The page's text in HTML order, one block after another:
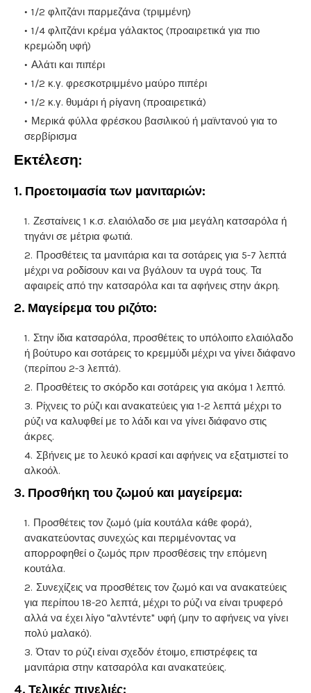
1/2 φλιτζάνι παρμεζάνα (τριμμένη)
1/4 φλιτζάνι κρέμα γάλακτος (προαιρετικά για πιο
κρεμώδη υφή)
Αλάτι και πιπέρι
1/2 κ.γ. φρεσκοτριμμένο μαύρο πιπέρι
1/2 κ.γ. θυμάρι ή ρίγανη (προαιρετικά)
Μερικά φύλλα φρέσκου βασιλικού ή μαϊντανού για το
σερβίρισμα
Εκτέλεση:
1. Προετοιμασία των μανιταριών:
Ζεσταίνεις 1 κ.σ. ελαιόλαδο σε μια μεγάλη κατσαρόλα ή
τηγάνι σε μέτρια φωτιά.
Προσθέτεις τα μανιτάρια και τα σοτάρεις για 5-7 λεπτά
μέχρι να ροδίσουν και να βγάλουν τα υγρά τους. Τα
αφαιρείς από την κατσαρόλα και τα αφήνεις στην άκρη.
2. Μαγείρεμα του ριζότο:
Στην ίδια κατσαρόλα, προσθέτεις το υπόλοιπο ελαιόλαδο
ή βούτυρο και σοτάρεις το κρεμμύδι μέχρι να γίνει διάφανο
(περίπου 2-3 λεπτά).
Προσθέτεις το σκόρδο και σοτάρεις για ακόμα 1 λεπτό.
Ρίχνεις το ρύζι και ανακατεύεις για 1-2 λεπτά μέχρι το
ρύζι να καλυφθεί με το λάδι και να γίνει διάφανο στις
άκρες.
Σβήνεις με το λευκό κρασί και αφήνεις να εξατμιστεί το
αλκοόλ.
3. Προσθήκη του ζωμού και μαγείρεμα:
Προσθέτεις τον ζωμό (μία κουτάλα κάθε φορά),
ανακατεύοντας συνεχώς και περιμένοντας να
απορροφηθεί ο ζωμός πριν προσθέσεις την επόμενη
κουτάλα.
Συνεχίζεις να προσθέτεις τον ζωμό και να ανακατεύεις
για περίπου 18-20 λεπτά, μέχρι το ρύζι να είναι τρυφερό
αλλά να έχει λίγο "αλντέντε" υφή (μην το αφήνεις να γίνει
πολύ μαλακό).
Όταν το ρύζι είναι σχεδόν έτοιμο, επιστρέφεις τα
μανιτάρια στην κατσαρόλα και ανακατεύεις.
4. Τελικές πινελιές: